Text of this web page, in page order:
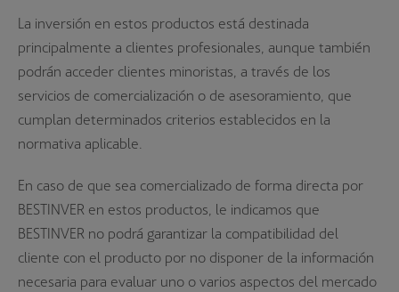
La inversión en estos productos está destinada
principalmente a clientes profesionales, aunque también
podrán acceder clientes minoristas, a través de los
servicios de comercialización o de asesoramiento, que
cumplan determinados criterios establecidos en la
normativa aplicable.
En caso de que sea comercializado de forma directa por
BESTINVER en estos productos, le indicamos que
BESTINVER no podrá garantizar la compatibilidad del
cliente con el producto por no disponer de la información
necesaria para evaluar uno o varios aspectos del mercado